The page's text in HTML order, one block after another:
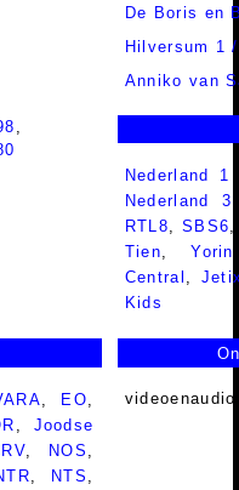
De Boris en
Hilversum 1
Anniko van
Nederland
Nederland
RTL8,SBS6
Tien,Yorin
Central ,
Kids
EO
Joodse
NOS
NTS